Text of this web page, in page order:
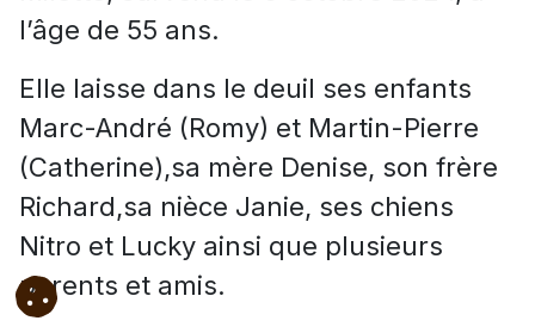
l’âge de 55 ans.
Elle laisse dans le deuil ses enfants
Marc-André (Romy) et Martin-Pierre
(Catherine),sa mère Denise, son frère
Richard,sa nièce Janie, ses chiens
Nitro et Lucky ainsi que plusieurs
parents et amis.